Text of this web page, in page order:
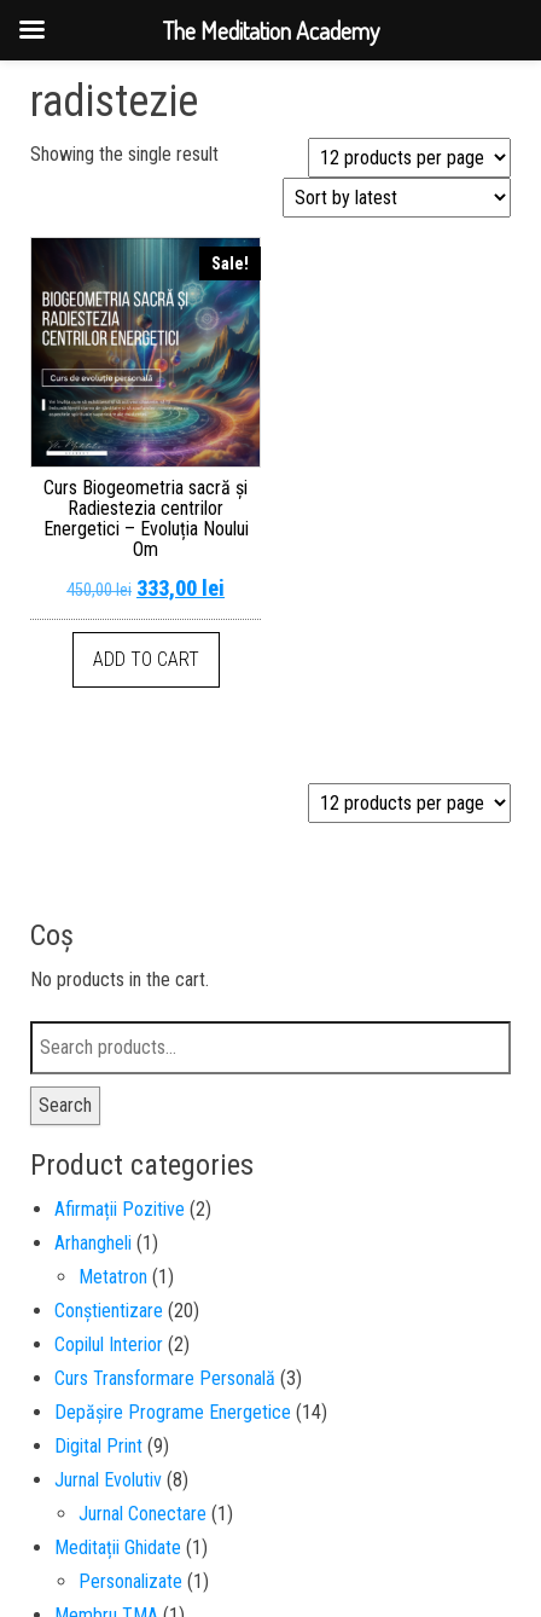
radistezie
Showing the single result
Sale!
Curs Biogeometria sacră și
Radiestezia centrilor
Energetici – Evoluția Noului
Om
450,00lei 333,00 lei
ADD TO CART
Coș
No products in the cart.
Search
Product categories
Afirmații Pozitive (2)
Arhangheli (1)
Metatron (1)
Conștientizare (20)
Copilul Interior (2)
Curs Transformare Personală (3)
Depășire Programe Energetice (14)
Digital Print (9)
Jurnal Evolutiv (8)
Jurnal Conectare (1)
Meditații Ghidate (1)
Personalizate (1)
The Meditation Academy